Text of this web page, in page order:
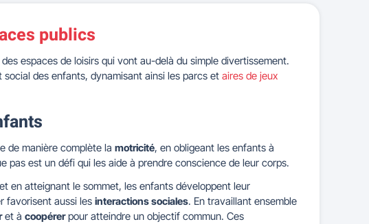
publics
espaces de loisirs qui vont au-delà du simple divertissement.
des enfants, dynamisant ainsi les parcs et aires de jeux
de manière complète la motricité, en obligeant les enfants à
pas est un défi qui les aide à prendre conscience de leur corps.
en atteignant le sommet, les enfants développent leur
favorisent aussi les interactions sociales. En travaillant ensemble
et à coopérerpour atteindre un objectif commun. Ces